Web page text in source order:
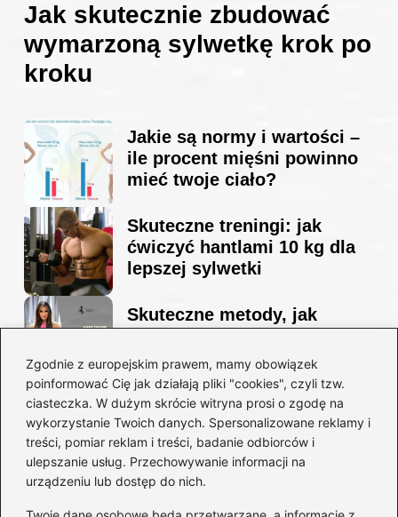
Zgodnie z europejskim prawem, mamy obowiązek
poinformować Cię jak działają pliki "cookies", czyli tzw.
ciasteczka. W dużym skrócie witryna prosi o zgodę na
wykorzystanie Twoich danych. Spersonalizowane reklamy i
treści, pomiar reklam i treści, badanie odbiorców i
ulepszanie usług. Przechowywanie informacji na
urządzeniu lub dostęp do nich.
Jak skutecznie zbudować
wymarzoną sylwetkę krok po
kroku
Jakie są normy i wartości –
ile procent mięśni powinno
mieć twoje ciało?
Skuteczne treningi: jak
ćwiczyć hantlami 10 kg dla
lepszej sylwetki
Skuteczne metody, jak
sylwetkę w zaledwie 90 dni
Idealny garnitur: jak dobrać
go do swojej sylwetki?
Kategorie